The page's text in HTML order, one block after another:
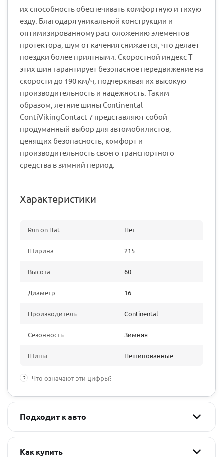
их способность обеспечивать комфортную и тихую
езду. Благодаря уникальной конструкции и
оптимизированному расположению элементов
протектора, шум от качения снижается, что делает
поездки более приятными. Скоростной индекс T
этих шин гарантирует безопасное передвижение на
скорости до 190 км/ч, подчеркивая их высокую
производительность и надежность. Таким
образом, летние шины Continental
ContiVikingContact 7 представляют собой
продуманный выбор для автомобилистов,
ценящих безопасность, комфорт и
производительность своего транспортного
средства в зимний период.
Характеристики
Run on flat Нет
Ширина 215
Высота 60
Диаметр 16
Производитель Continental
Сезонность Зимняя
Шипы Нешипованные
? Что означают эти цифры?
Подходит к авто
Как купить